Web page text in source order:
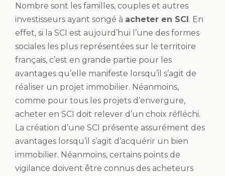
Nombre sont les familles, couples et autres
investisseurs ayant songé à acheter en SCI. En
effet, si la SCI est aujourd’hui l’une des formes
sociales les plus représentées sur le territoire
français, c’est en grande partie pour les
avantages qu’elle manifeste lorsqu’il s’agit de
réaliser un projet immobilier. Néanmoins,
comme pour tous les projets d’envergure,
acheter en SCI doit relever d’un choix réfléchi.
La création d’une SCI présente assurément des
avantages lorsqu’il s’agit d’acquérir un bien
immobilier. Néanmoins, certains points de
vigilance doivent être connus des acheteurs